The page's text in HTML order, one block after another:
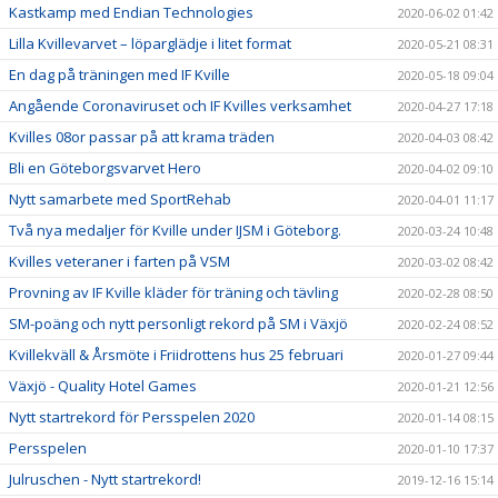
Kastkamp med Endian Technologies 2020-06-02 01:42
Lilla Kvillevarvet – löparglädje i litet format 2020-05-21 08:31
En dag på träningen med IF Kville 2020-05-18 09:04
Angående Coronaviruset och IF Kvilles verksamhet 2020-04-27 17:18
Kvilles 08or passar på att krama träden 2020-04-03 08:42
Bli en Göteborgsvarvet Hero 2020-04-02 09:10
Nytt samarbete med SportRehab 2020-04-01 11:17
Två nya medaljer för Kville under IJSM i Göteborg. 2020-03-24 10:48
Kvilles veteraner i farten på VSM 2020-03-02 08:42
Provning av IF Kville kläder för träning och tävling 2020-02-28 08:50
SM-poäng och nytt personligt rekord på SM i Växjö 2020-02-24 08:52
Kvillekväll & Årsmöte i Friidrottens hus 25 februari 2020-01-27 09:44
Växjö - Quality Hotel Games 2020-01-21 12:56
Nytt startrekord för Persspelen 2020 2020-01-14 08:15
Persspelen 2020-01-10 17:37
Julruschen - Nytt startrekord! 2019-12-16 15:14